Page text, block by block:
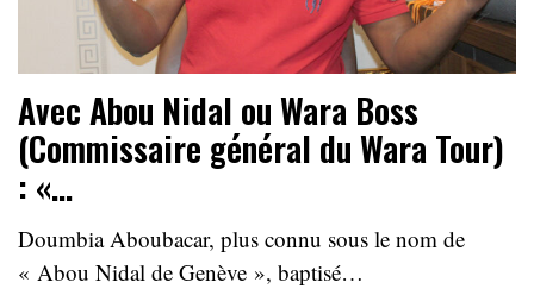
Avec Abou Nidal ou Wara Boss
(Commissaire général du Wara Tour)
: «…
Doumbia Aboubacar, plus connu sous le nom de
« Abou Nidal de Genève », baptisé…